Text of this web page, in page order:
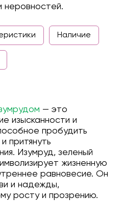
неровностей.
Наличие
— это
изысканности и
пробудить
притянуть
Изумруд, зеленый
жизненную
равновесие. Он
и надежды,
росту и прозрению.